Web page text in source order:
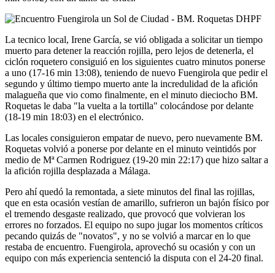
La tecnico local, Irene García, se vió obligada a solicitar un tiempo
muerto para detener la reacción rojilla, pero lejos de detenerla, el
ciclón roquetero consiguió en los siguientes cuatro minutos ponerse
a uno (17-16 min 13:08), teniendo de nuevo Fuengirola que pedir el
segundo y último tiempo muerto ante la incredulidad de la afición
malagueña que vio como finalmente, en el minuto dieciocho BM.
Roquetas le daba "la vuelta a la tortilla" colocándose por delante
(18-19 min 18:03) en el electrónico.
Las locales consiguieron empatar de nuevo, pero nuevamente BM.
Roquetas volvió a ponerse por delante en el minuto veintidós por
medio de Mª Carmen Rodriguez (19-20 min 22:17) que hizo saltar a
la afición rojilla desplazada a Málaga.
Pero ahí quedó la remontada, a siete minutos del final las rojillas,
que en esta ocasión vestían de amarillo, sufrieron un bajón físico por
el tremendo desgaste realizado, que provocó que volvieran los
errores no forzados. El equipo no supo jugar los momentos críticos
pecando quizás de "novatos", y no se volvió a marcar en lo que
restaba de encuentro. Fuengirola, aprovechó su ocasión y con un
equipo con más experiencia sentenció la disputa con el 24-20 final.